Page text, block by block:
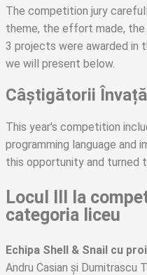
The competition jury
theme, the effort made,
3 projects were awarded in
we will present below.
Câștigătorii
This year's competition
programming language and
this opportunity and turned
Locul III la
categoria liceu
Echipa Shell & Snail cu
Andru Casian și Dumitrascu